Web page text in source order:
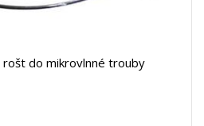
do mikrovlnné trouby